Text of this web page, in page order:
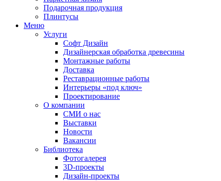
Подарочная продукция
Плинтусы
Меню
Услуги
Софт Дизайн
Дизайнерская обработка древесины
Монтажные работы
Доставка
Реставрационные работы
Интерьеры «под ключ»
Проектирование
О компании
СМИ о нас
Выставки
Новости
Вакансии
Библиотека
Фотогалерея
3D-проекты
Дизайн-проекты